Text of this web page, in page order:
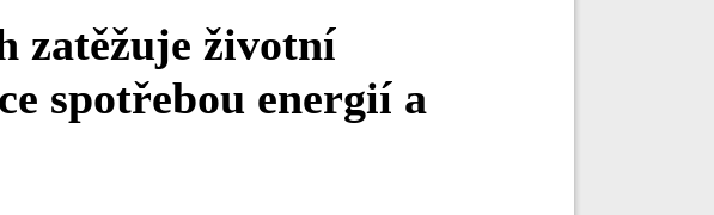
zatěžuje životní
spotřebou energií a